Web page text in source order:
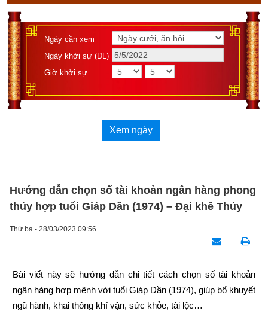
Ngày cần xem
Ngày khởi sự (DL)
Giờ khởi sự
Xem ngày
Hướng dẫn chọn số tài khoản ngân hàng phong
thủy hợp tuổi Giáp Dần (1974) – Đại khê Thủy
Thứ ba - 28/03/2023 09:56
Bài viết này sẽ hướng dẫn chi tiết cách chọn số tài khoản
ngân hàng hợp mệnh với tuổi Giáp Dần (1974), giúp bổ khuyết
ngũ hành, khai thông khí vận, sức khỏe, tài lộc…